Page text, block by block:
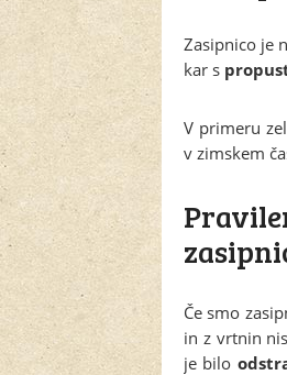
Zasipnico je
kar s
V primeru
v zimskem
Če smo
in z vrtnin
je bilo